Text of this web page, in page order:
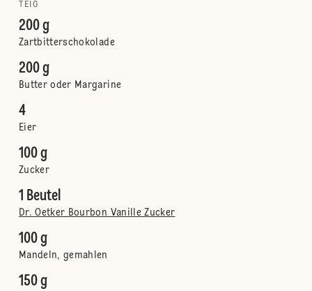
TEIG
200 g
Zartbitterschokolade
200 g
Butter oder Margarine
4
Eier
100 g
Zucker
1 Beutel
Dr. Oetker Bourbon Vanille Zucker
100 g
Mandeln, gemahlen
150 g